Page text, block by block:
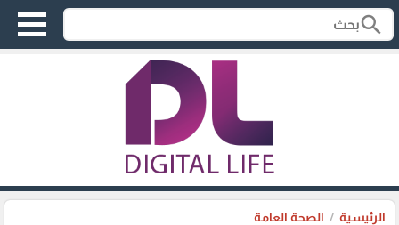
search
الرئيسية الصحة العامة